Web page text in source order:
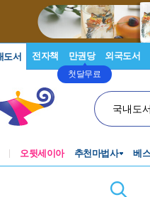
도서 전자책 만권당
첫달무료
외국도서
국내도
오뒷세이아 추천마법사 베